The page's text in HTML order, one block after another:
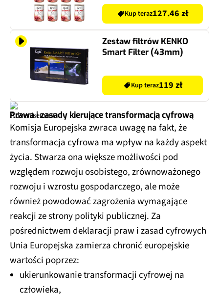
Kup teraz127.46 zł
Zestaw filtrów KENKO
Smart Filter (43mm)
Kup teraz119 zł
Prawa i zasady kierujące transformacją cyfrową
Komisja Europejska zwraca uwagę na fakt, że
transformacja cyfrowa ma wpływ na każdy aspekt
życia. Stwarza ona większe możliwości pod
względem rozwoju osobistego, zrównoważonego
rozwoju i wzrostu gospodarczego, ale może
również powodować zagrożenia wymagające
reakcji ze strony polityki publicznej. Za
pośrednictwem deklaracji praw i zasad cyfrowych
Unia Europejska zamierza chronić europejskie
wartości poprzez:
ukierunkowanie transformacji cyfrowej na
człowieka,